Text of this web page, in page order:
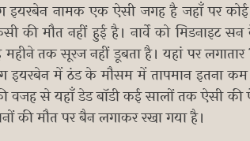
इयरबेन नामक एक ऐसी जगह है जहाँ पर
की मौत नहीं हुई है। नार्वे को मिडनाइट
तक सूरज नहीं डूबता है। यहां पर लगातार
इयरबेन में ठंड के मौसम में तापमान इतना कम
वजह से यहाँ डेड बॉडी कई सालों तक ऐसी की
की मौत पर बैन लगाकर रखा गया है।